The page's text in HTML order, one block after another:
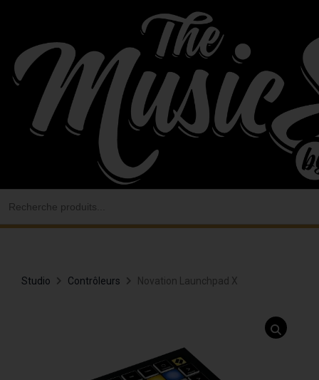
contenu
Studio Contrôleurs Novation Launchpad X